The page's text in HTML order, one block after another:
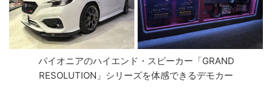
パイオニアのハイエンド・スピーカー「GRAND
RESOLUTION」シリーズを体感できるデモカー